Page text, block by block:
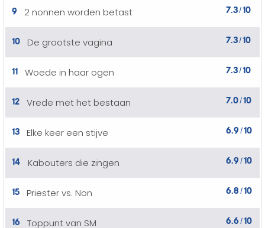
9 2 nonnen worden betast 7.3/10
10 De grootste vagina 7.3/10
11 Woede in haar ogen 7.3/10
12 Vrede met het bestaan 7.0/10
13 Elke keer een stijve 6.9 /10
14 Kabouters die zingen 6.9 /10
15 Priester vs. Non 6.8/10
16 Toppunt van SM 6.6 /10